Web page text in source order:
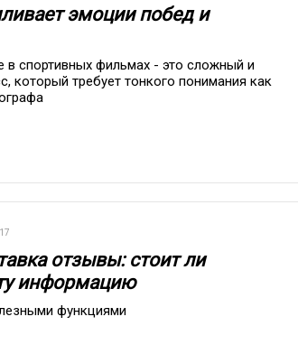
эмоции побед и
в спортивных фильмах - это сложный и
который требует тонкого понимания как
отзывы: стоит ли
информацию
функциями